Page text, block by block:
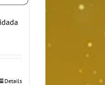
Details